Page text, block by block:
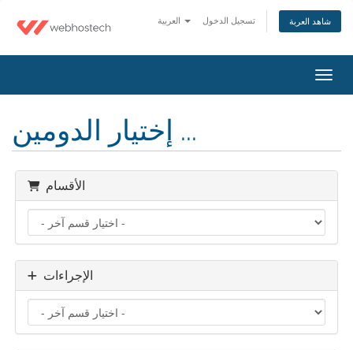
تسجيل الدخول شاهد العربة
إختيار الدومين ...
الأقسام
الإجراءات